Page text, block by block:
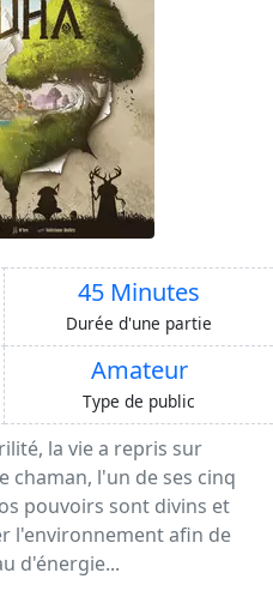
45 Minutes
Durée d'une partie
Amateur
Type de public
la vie a repris sur
chaman, l'un de ses cinq
pouvoirs sont divins et
l'environnement afin de
d'énergie...